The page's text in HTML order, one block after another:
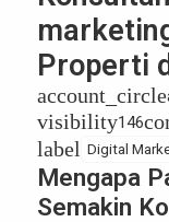
Properti
account_circle
visibility146
label Digital
Mengapa
Semakin